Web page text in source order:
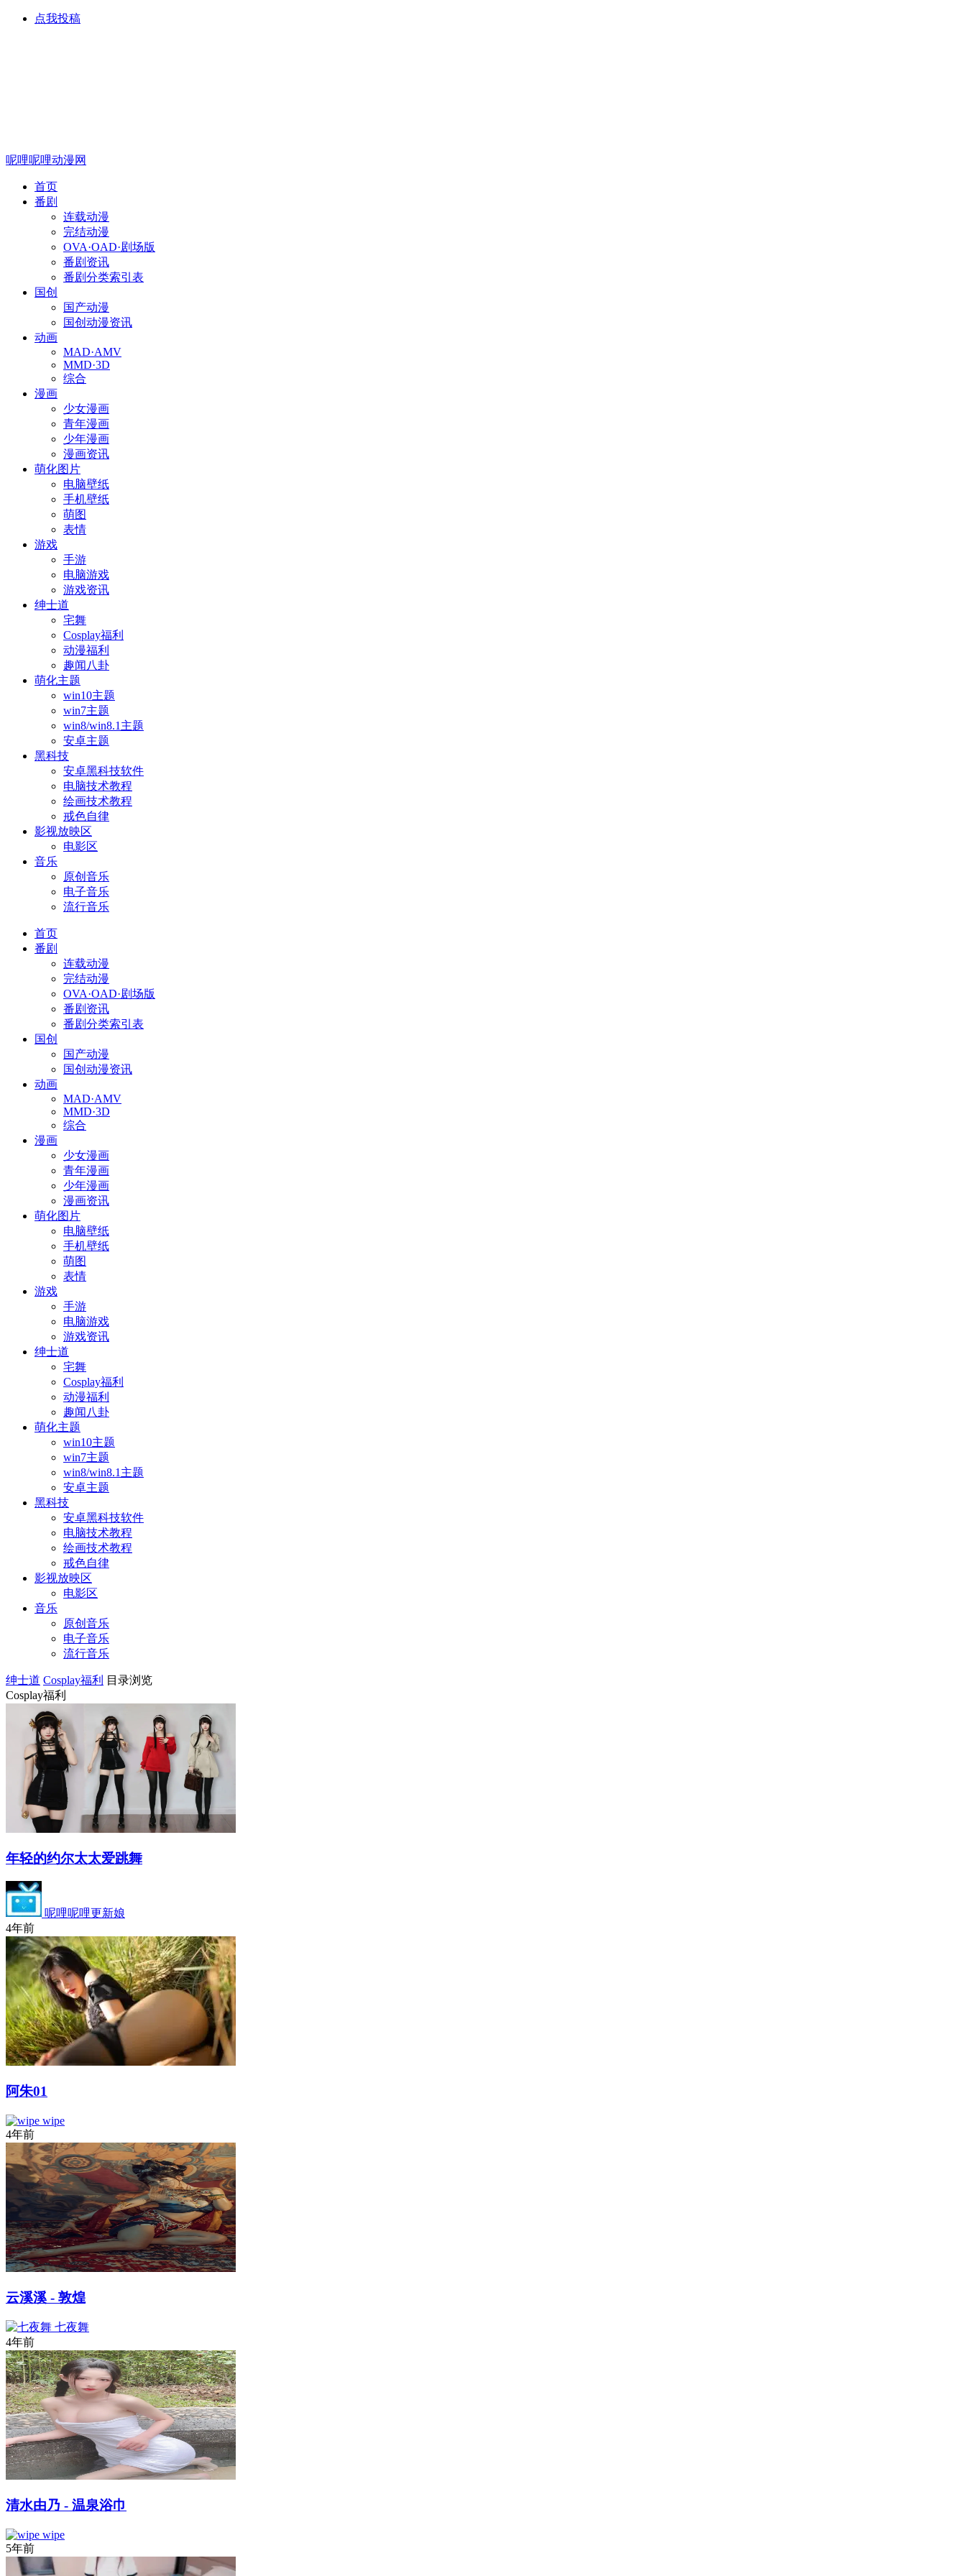
点我投稿
呢哩呢哩动漫网
首页
番剧
连载动漫
完结动漫
OVA·OAD·剧场版
番剧资讯
番剧分类索引表
国创
国产动漫
国创动漫资讯
动画
MAD·AMV
MMD·3D
综合
漫画
少女漫画
青年漫画
少年漫画
漫画资讯
萌化图片
电脑壁纸
手机壁纸
萌图
表情
游戏
手游
电脑游戏
游戏资讯
绅士道
宅舞
Cosplay福利
动漫福利
趣闻八卦
萌化主题
win10主题
win7主题
win8/win8.1主题
安卓主题
黑科技
安卓黑科技软件
电脑技术教程
绘画技术教程
戒色自律
影视放映区
电影区
音乐
原创音乐
电子音乐
流行音乐
首页
番剧
连载动漫
完结动漫
OVA·OAD·剧场版
番剧资讯
番剧分类索引表
国创
国产动漫
国创动漫资讯
动画
MAD·AMV
MMD·3D
综合
漫画
少女漫画
青年漫画
少年漫画
漫画资讯
萌化图片
电脑壁纸
手机壁纸
萌图
表情
游戏
手游
电脑游戏
游戏资讯
绅士道
宅舞
Cosplay福利
动漫福利
趣闻八卦
萌化主题
win10主题
win7主题
win8/win8.1主题
安卓主题
黑科技
安卓黑科技软件
电脑技术教程
绘画技术教程
戒色自律
影视放映区
电影区
音乐
原创音乐
电子音乐
流行音乐
绅士道 Cosplay福利
目录浏览
Cosplay福利
年轻的约尔太太爱跳舞
呢哩呢哩更新娘
4年前
阿朱01
wipe
4年前
云溪溪 - 敦煌
七夜舞
4年前
清水由乃 - 温泉浴巾
wipe
5年前